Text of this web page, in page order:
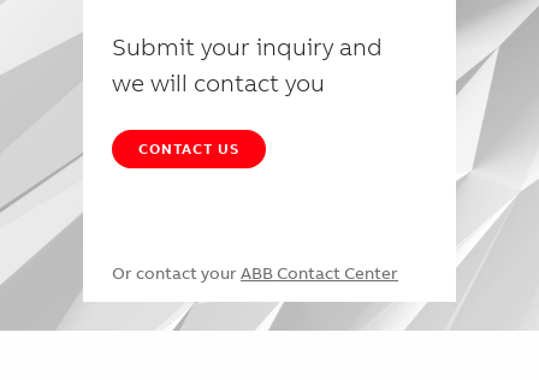
Submit your inquiry and
we will contact you
CONTACT US
Or contact your ABB Contact Center